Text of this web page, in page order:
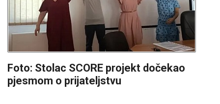
Foto: Stolac SCORE projekt dočekao
pjesmom o prijateljstvu